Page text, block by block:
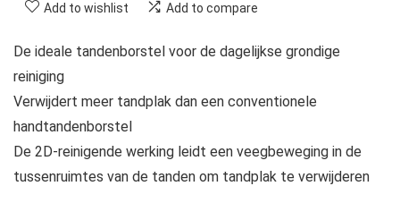
Add to wishlist Add to compare
De ideale tandenborstel voor de dagelijkse grondige
reiniging
Verwijdert meer tandplak dan een conventionele
handtandenborstel
De 2D-reinigende werking leidt een veegbeweging in de
tussenruimtes van de tanden om tandplak te verwijderen